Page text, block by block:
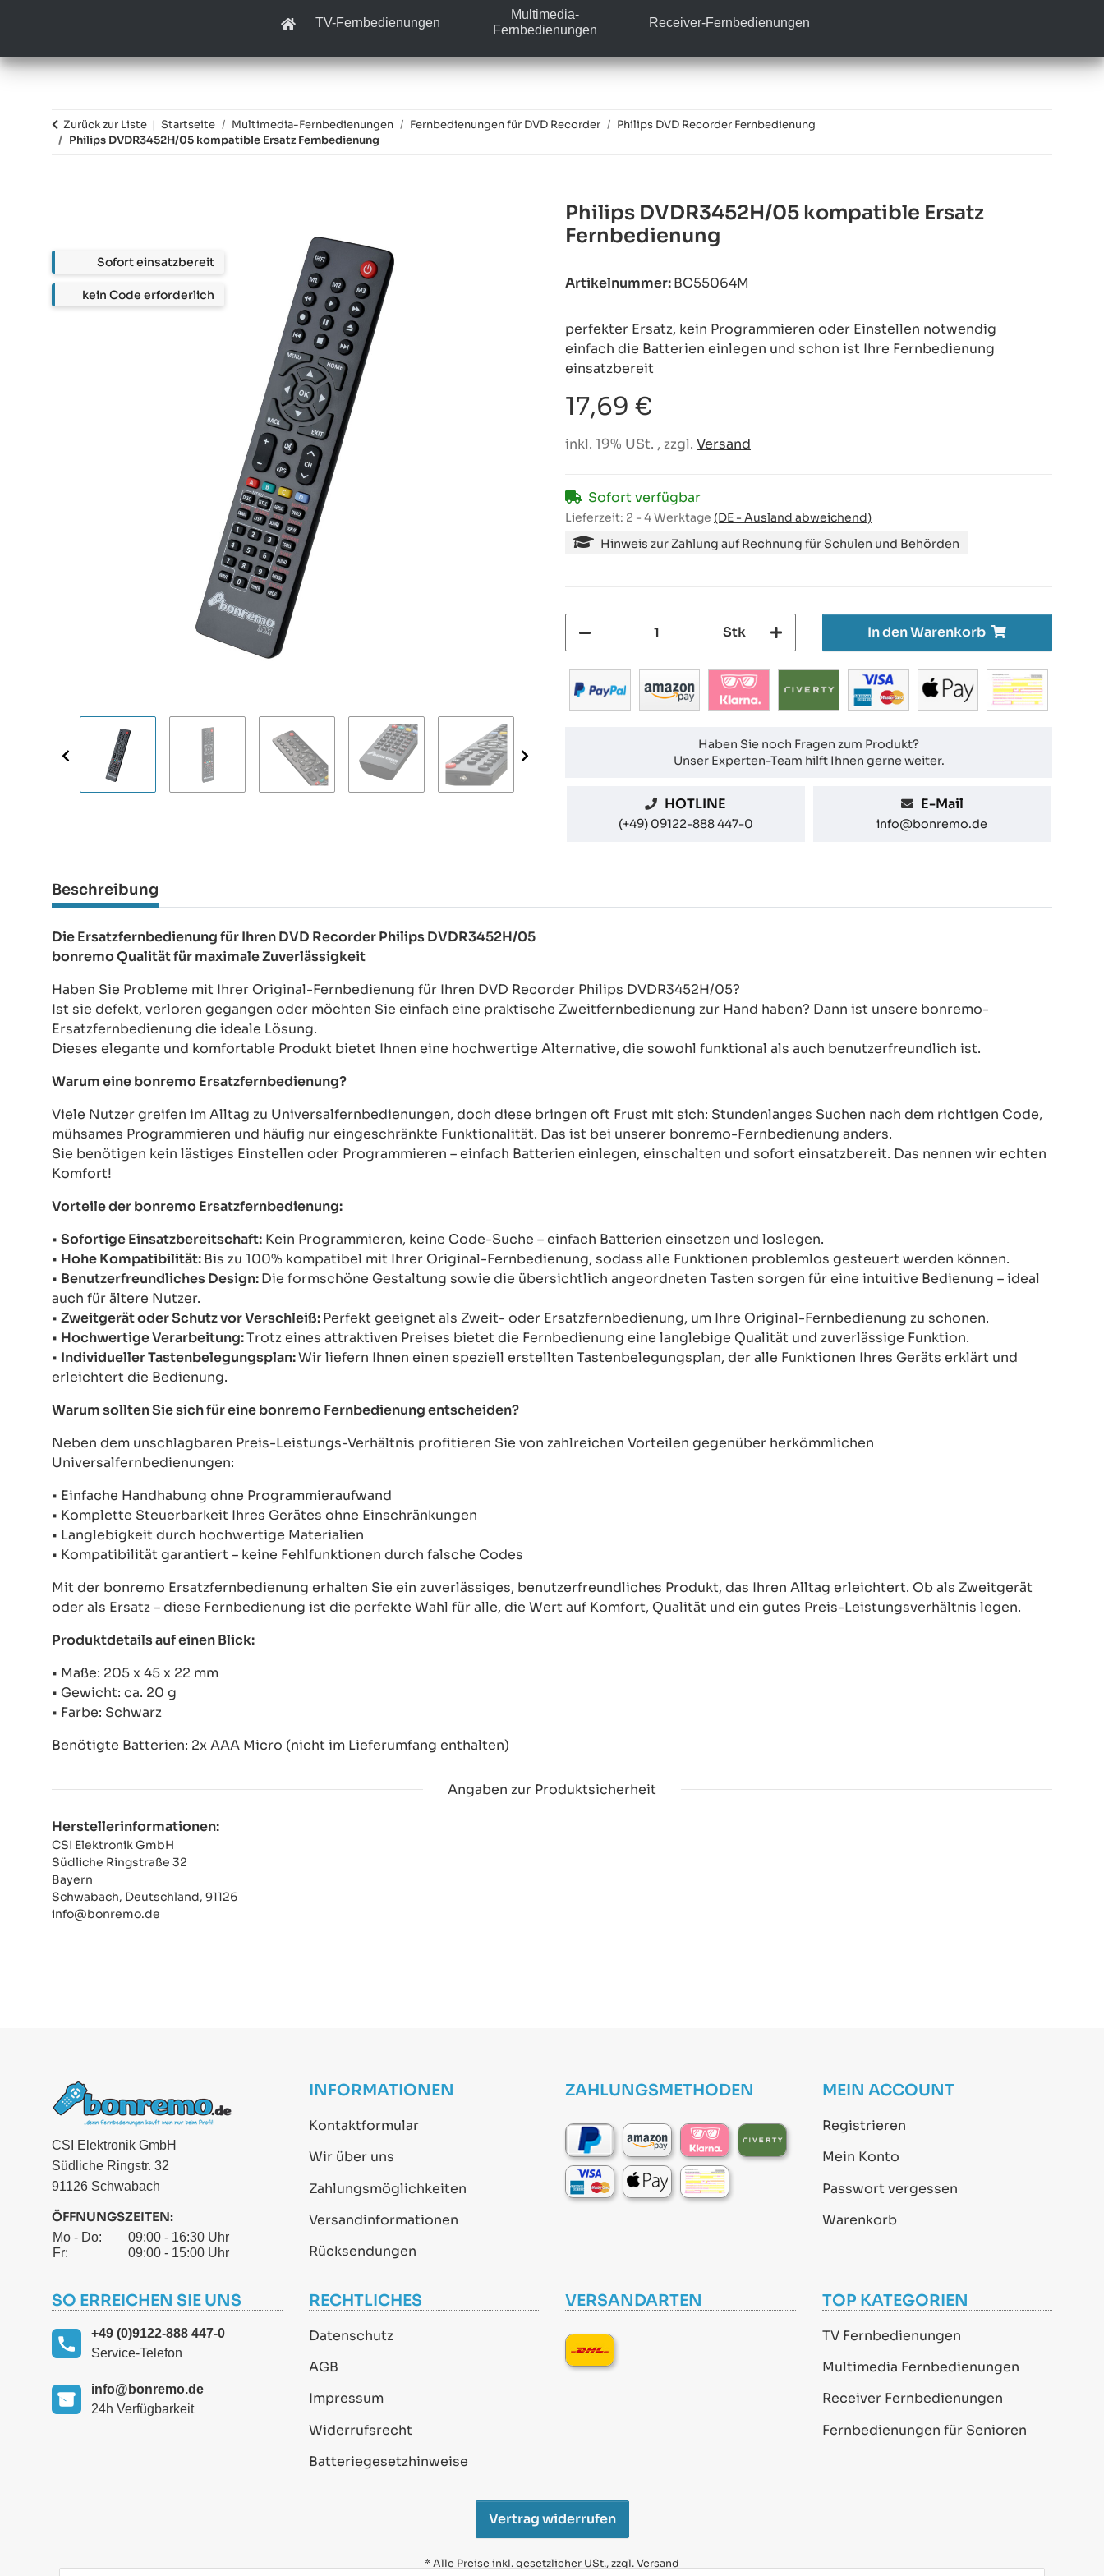
TV-Fernbedienungen
Multimedia-
Fernbedienungen
Receiver-Fernbedienungen
Zurück zur Liste Startseite Multimedia-Fernbedienungen Fernbedienungen für DVD Recorder
Philips DVD Recorder Fernbedienung
Philips DVDR3452H/05 kompatible Ersatz Fernbedienung
Philips DVDR3452H/05 kompatible Ersatz
Fernbedienung
Artikelnummer:BC55064M
perfekter Ersatz, kein Programmieren oder Einstellen notwendig
einfach die Batterien einlegen und schon ist Ihre Fernbedienung
einsatzbereit
17,69 €
inkl. 19% USt. , zzgl. Versand
Sofort verfügbar
Lieferzeit: 2 - 4 Werktage (DE - Ausland abweichend)
Hinweis zur Zahlung auf Rechnung für Schulen und Behörden
Stk In den Warenkorb
Haben Sie noch Fragen zum Produkt?
Unser Experten-Team hilft Ihnen gerne weiter.
HOTLINE
(+49) 09122-888 447-0
E-Mail
info@bonremo.de
Beschreibung
Die Ersatzfernbedienung für Ihren DVD Recorder Philips DVDR3452H/05
bonremo Qualität für maximale Zuverlässigkeit
Haben Sie Probleme mit Ihrer Original-Fernbedienung für Ihren DVD Recorder Philips DVDR3452H/05?
Ist sie defekt, verloren gegangen oder möchten Sie einfach eine praktische Zweitfernbedienung zur Hand haben? Dann ist unsere bonremo-
Ersatzfernbedienung die ideale Lösung.
Dieses elegante und komfortable Produkt bietet Ihnen eine hochwertige Alternative, die sowohl funktional als auch benutzerfreundlich ist.
Warum eine bonremo Ersatzfernbedienung?
Viele Nutzer greifen im Alltag zu Universalfernbedienungen, doch diese bringen oft Frust mit sich: Stundenlanges Suchen nach dem richtigen Code,
mühsames Programmieren und häufig nur eingeschränkte Funktionalität. Das ist bei unserer bonremo-Fernbedienung anders.
Sie benötigen kein lästiges Einstellen oder Programmieren – einfach Batterien einlegen, einschalten und sofort einsatzbereit. Das nennen wir echten
Komfort!
Vorteile der bonremo Ersatzfernbedienung:
• Sofortige Einsatzbereitschaft: Kein Programmieren, keine Code-Suche – einfach Batterien einsetzen und loslegen.
• Hohe Kompatibilität:Bis zu 100% kompatibel mit Ihrer Original-Fernbedienung, sodass alle Funktionen problemlos gesteuert werden können.
• Benutzerfreundliches Design:Die formschöne Gestaltung sowie die übersichtlich angeordneten Tasten sorgen für eine intuitive Bedienung – ideal
auch für ältere Nutzer.
• Zweitgerät oder Schutz vor Verschleiß:Perfekt geeignet als Zweit- oder Ersatzfernbedienung, um Ihre Original-Fernbedienung zu schonen.
• Hochwertige Verarbeitung:Trotz eines attraktiven Preises bietet die Fernbedienung eine langlebige Qualität und zuverlässige Funktion.
• Individueller Tastenbelegungsplan:Wir liefern Ihnen einen speziell erstellten Tastenbelegungsplan, der alle Funktionen Ihres Geräts erklärt und
erleichtert die Bedienung.
Warum sollten Sie sich für eine bonremo Fernbedienung entscheiden?
Neben dem unschlagbaren Preis-Leistungs-Verhältnis profitieren Sie von zahlreichen Vorteilen gegenüber herkömmlichen
Universalfernbedienungen:
• Einfache Handhabung ohne Programmieraufwand
• Komplette Steuerbarkeit Ihres Gerätes ohne Einschränkungen
• Langlebigkeit durch hochwertige Materialien
• Kompatibilität garantiert – keine Fehlfunktionen durch falsche Codes
Mit der bonremo Ersatzfernbedienung erhalten Sie ein zuverlässiges, benutzerfreundliches Produkt, das Ihren Alltag erleichtert. Ob als Zweitgerät
oder als Ersatz – diese Fernbedienung ist die perfekte Wahl für alle, die Wert auf Komfort, Qualität und ein gutes Preis-Leistungsverhältnis legen.
Produktdetails auf einen Blick:
• Maße: 205 x 45 x 22 mm
• Gewicht: ca. 20 g
• Farbe: Schwarz
Benötigte Batterien: 2x AAA Micro (nicht im Lieferumfang enthalten)
Angaben zur Produktsicherheit
Herstellerinformationen:
CSI Elektronik GmbH
Südliche Ringstraße 32
Bayern
Schwabach, Deutschland, 91126
info@bonremo.de
CSI Elektronik GmbH
Südliche Ringstr. 32
91126 Schwabach
ÖFFNUNGSZEITEN:
Mo - Do:
09:00 - 16:30 Uhr
Fr:
09:00 - 15:00 Uhr
INFORMATIONEN
Kontaktformular
Wir über uns
Zahlungsmöglichkeiten
Versandinformationen
Rücksendungen
ZAHLUNGSMETHODEN MEIN ACCOUNT
Registrieren
Mein Konto
Passwort vergessen
Warenkorb
SO ERREICHEN SIE UNS
+49 (0)9122-888 447-0
Service-Telefon
info@bonremo.de
24h Verfügbarkeit
RECHTLICHES
Datenschutz
AGB
Impressum
Widerrufsrecht
Batteriegesetzhinweise
VERSANDARTEN TOP KATEGORIEN
TV Fernbedienungen
Multimedia Fernbedienungen
Receiver Fernbedienungen
Fernbedienungen für Senioren
Vertrag widerrufen
* Alle Preise inkl. gesetzlicher USt., zzgl.Versand